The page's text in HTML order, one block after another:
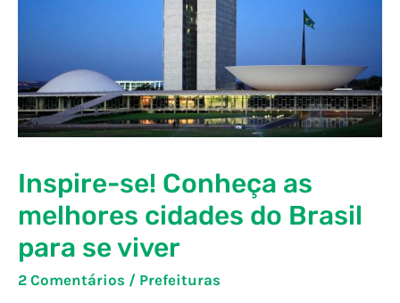
Inspire-se! Conheça as
melhores cidades do Brasil
para se viver
2 Comentários / Prefeituras